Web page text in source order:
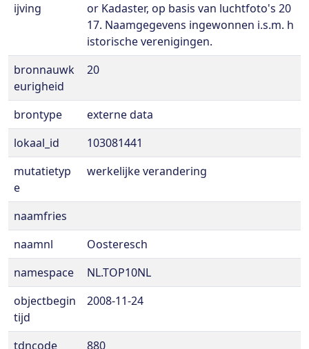
ijving
or Kadaster, op basis van luchtfoto's 20
17. Naamgegevens ingewonnen i.s.m. h
istorische verenigingen.
bronnauwk
eurigheid
20
brontype
externe data
lokaal_id
103081441
mutatietyp
e
werkelijke verandering
naamfries
naamnl
Oosteresch
namespace
NL.TOP10NL
objectbegin
tijd
2008-11-24
tdncode
880